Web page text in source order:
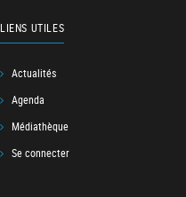
LIENS UTILES
Actualités
Agenda
Médiathèque
Se connecter